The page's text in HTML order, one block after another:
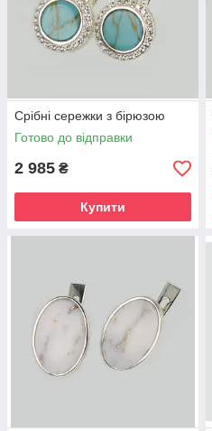
Срібні сережки з бірюзою
Готово до відправки
2 985 ₴
Купити